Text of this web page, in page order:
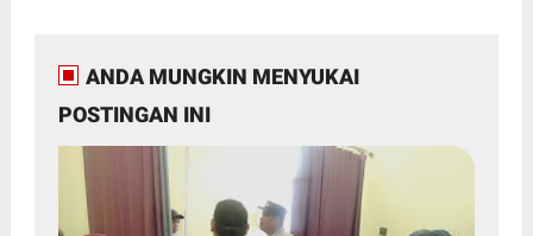
ANDA MUNGKIN MENYUKAI
POSTINGAN INI